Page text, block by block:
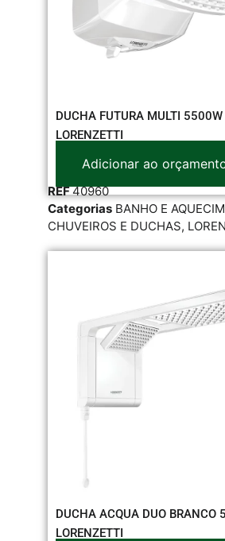
DUCHA FUTURA MULTI
LORENZETTI
Adicionar ao
REF40960
Categorias BANHO E
CHUVEIROS E DUCHAS,
DUCHA ACQUA DUO
LORENZETTI